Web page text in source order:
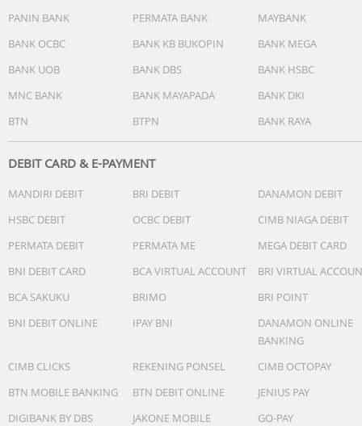
PANIN BANK
PERMATA BANK
MAYBANK
BANK OCBC
BANK KB BUKOPIN
BANK MEGA
BANK UOB
BANK DBS
BANK HSBC
MNC BANK
BANK MAYAPADA
BANK DKI
BTN
BTPN BANK RAYA
DEBIT CARD & E-PAYMENT
MANDIRI DEBIT BRI DEBIT
DANAMON DEBIT
HSBC DEBIT
OCBC DEBIT
CIMB NIAGA DEBIT
PERMATA DEBIT
PERMATA ME
MEGA DEBIT CARD
BNI DEBIT CARD
BCA VIRTUAL ACCOUNT
BRI VIRTUAL
BCA SAKUKU
BRIMO
BRI POINT
BNI DEBIT ONLINE
IPAY BNI
DANAMON ONLINE
BANKING
CIMB CLICKS
REKENING PONSEL
CIMB OCTOPAY
BTN MOBILE BANKING
BTN DEBIT ONLINE
JENIUS PAY
DIGIBANK BY DBS
JAKONE MOBILE
GO-PAY